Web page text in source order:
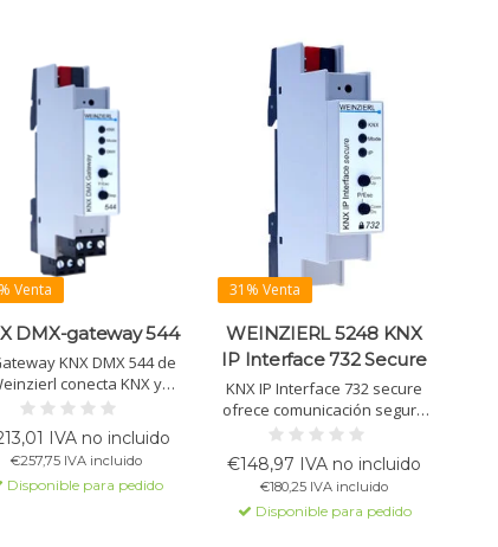
Venta
DMX-gateway 544
KNX DMX 544 de
conecta KNX y
un protocolo para el
escénica, con 64
canales configurables.
modos maestro y
IVA no incluido
€257,75 IVA incluido
Disponible para pedido
31% Venta
WEINZIERL 5248 KNX
IP Interface 732 Secure
KNX IP Interface 732 secure
ofrece comunicación segura
KNX-a-IP, soporta
permite acceso seguro
desde cualquier punto LAN.
Alimentado a través del bus
€148,97 IVA no incluido
€180,25 IVA incluido
Disponible para pedido